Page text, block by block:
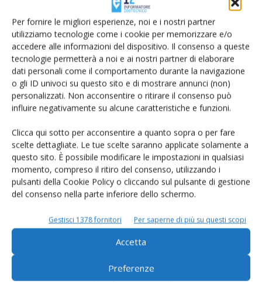
Per fornire le migliori esperienze, noi e i nostri partner
utilizziamo tecnologie come i cookie per memorizzare e/o
accedere alle informazioni del dispositivo. Il consenso a queste
tecnologie permetterà a noi e ai nostri partner di elaborare
dati personali come il comportamento durante la navigazione
o gli ID univoci su questo sito e di mostrare annunci (non)
personalizzati. Non acconsentire o ritirare il consenso può
influire negativamente su alcune caratteristiche e funzioni.
Clicca qui sotto per acconsentire a quanto sopra o per fare
scelte dettagliate. Le tue scelte saranno applicate solamente a
questo sito. È possibile modificare le impostazioni in qualsiasi
momento, compreso il ritiro del consenso, utilizzando i
pulsanti della Cookie Policy o cliccando sul pulsante di gestione
del consenso nella parte inferiore dello schermo.
Gestisci 1378 fornitori Per saperne di più su questi scopi
Accetta
Preferenze
colore bianco. Questa differenziazione cromatica permette
agli allevatori di individuare immediatamente i vitelli a cui sia
stato prelevato un campione della cartilagine auricolare per
l’identificazione del virus BVD. Dettaglio che può essere
utile anche per coloro che intendono acquistare un animale:
possono capire immediatamente se il capo è stato o meno
testato per la BVD e richiedere i risultati dei test collegati a
quel campionamento.